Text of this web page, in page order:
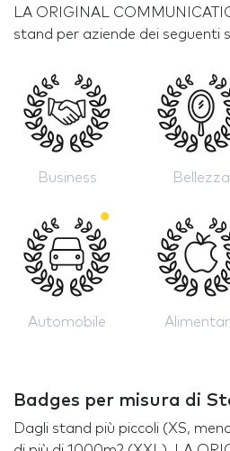
LA ORIGINAL
stand per aziende dei seguenti
Business Bellezza
Automobile
Badges per misura di
Dagli stand più piccoli (XS,